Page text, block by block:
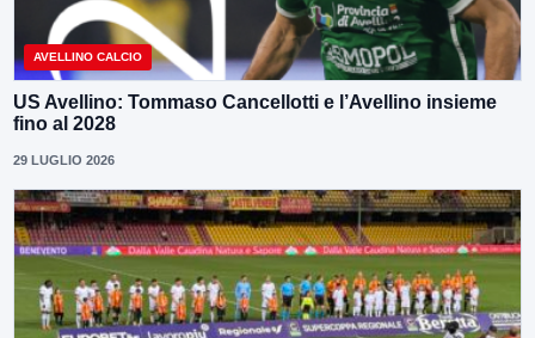
AVELLINO CALCIO
US Avellino: Tommaso Cancellotti e l’Avellino insieme
fino al 2028
29 LUGLIO 2026